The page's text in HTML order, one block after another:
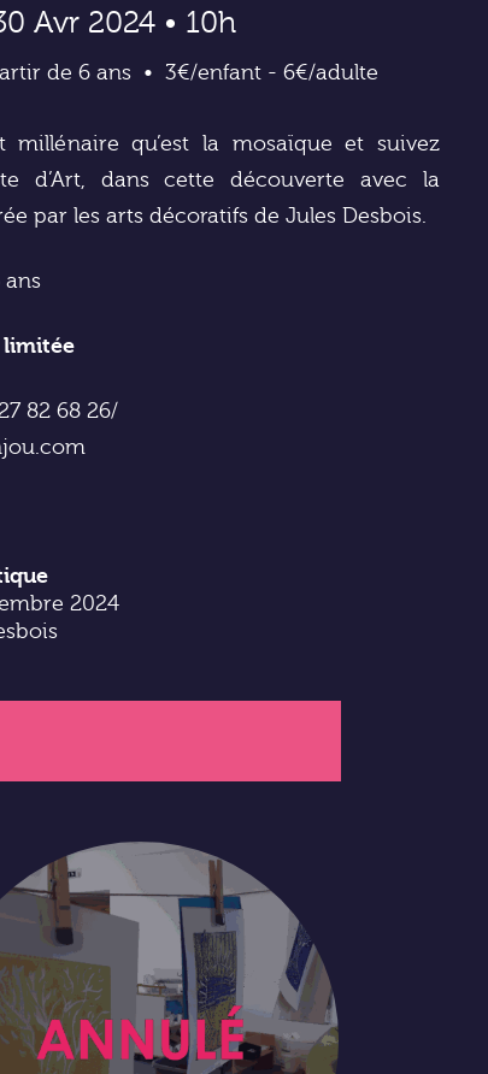
Avr 2024 • 10h
de 6 ans 3€/enfant - 6€/adulte
millénaire qu’est la mosaïque et suivez
d’Art, dans cette découverte avec la
par les arts décoratifs de Jules Desbois.
limitée
82 68 26/
2024